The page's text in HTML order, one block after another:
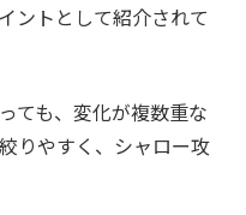
ントとして紹介されて
ても、変化が複数重な
りやすく、シャロー攻